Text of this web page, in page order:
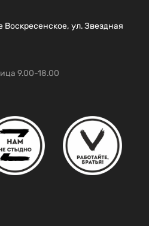
ул. Звездная
9.00-18.00